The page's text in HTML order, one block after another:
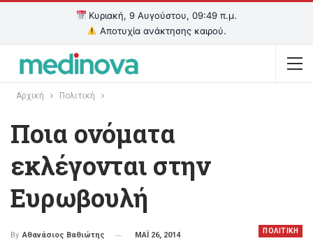
Κυριακή, 9 Αυγούστου, 09:49 π.μ.
Αποτυχία ανάκτησης καιρού.
Αρχική Πολιτική
Ποια ονόματα
εκλέγονται στην
Ευρωβουλή
ΠΟΛΙΤΙΚΗ
By Αθανάσιος Βαθιώτης ΜΑΪ 26, 2014